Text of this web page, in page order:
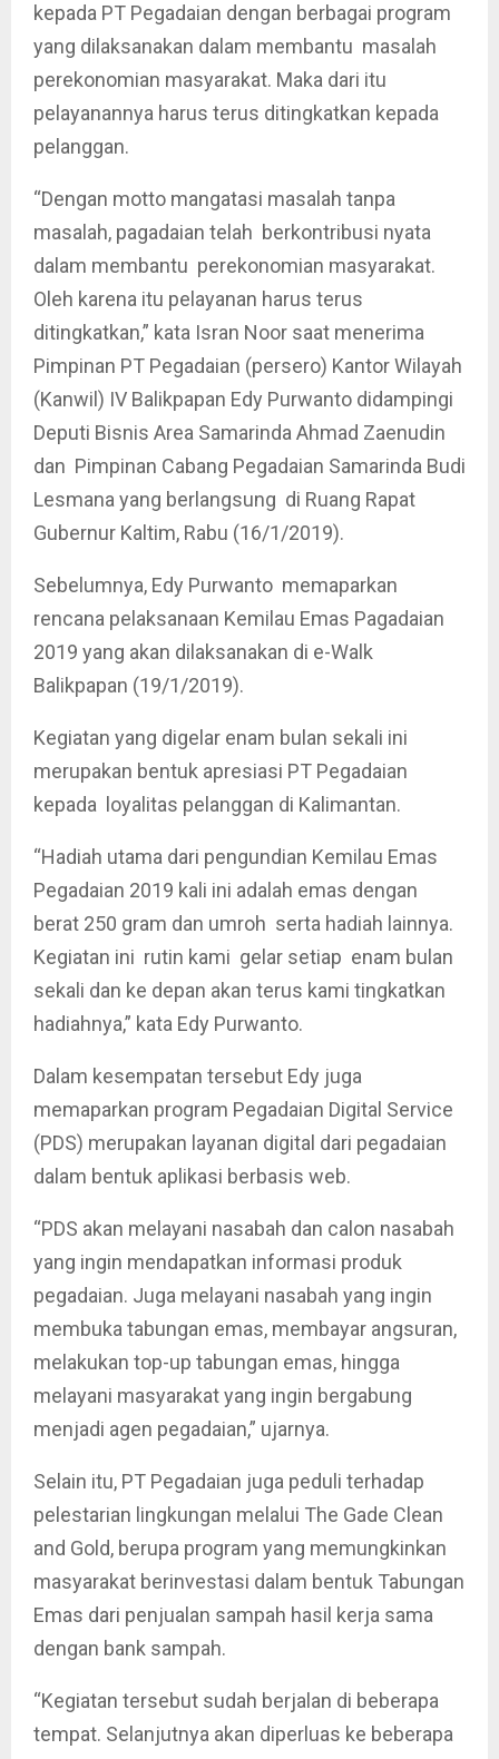
kepada PT Pegadaian dengan berbagai program
yang dilaksanakan dalam membantu masalah
perekonomian masyarakat. Maka dari itu
pelayanannya harus terus ditingkatkan kepada
pelanggan.
“Dengan motto mangatasi masalah tanpa
masalah, pagadaian telah berkontribusi nyata
dalam membantu perekonomian masyarakat.
Oleh karena itu pelayanan harus terus
ditingkatkan,” kata Isran Noor saat menerima
Pimpinan PT Pegadaian (persero) Kantor Wilayah
(Kanwil) IV Balikpapan Edy Purwanto didampingi
Deputi Bisnis Area Samarinda Ahmad Zaenudin
dan Pimpinan Cabang Pegadaian Samarinda Budi
Lesmana yang berlangsung di Ruang Rapat
Gubernur Kaltim, Rabu (16/1/2019).
Sebelumnya, Edy Purwanto memaparkan
rencana pelaksanaan Kemilau Emas Pagadaian
2019 yang akan dilaksanakan di e-Walk
Balikpapan (19/1/2019).
Kegiatan yang digelar enam bulan sekali ini
merupakan bentuk apresiasi PT Pegadaian
kepada loyalitas pelanggan di Kalimantan.
“Hadiah utama dari pengundian Kemilau Emas
Pegadaian 2019 kali ini adalah emas dengan
berat 250 gram dan umroh serta hadiah lainnya.
Kegiatan ini rutin kami gelar setiap enam bulan
sekali dan ke depan akan terus kami tingkatkan
hadiahnya,” kata Edy Purwanto.
Dalam kesempatan tersebut Edy juga
memaparkan program Pegadaian Digital Service
(PDS) merupakan layanan digital dari pegadaian
dalam bentuk aplikasi berbasis web.
“PDS akan melayani nasabah dan calon nasabah
yang ingin mendapatkan informasi produk
pegadaian. Juga melayani nasabah yang ingin
membuka tabungan emas, membayar angsuran,
melakukan top-up tabungan emas, hingga
melayani masyarakat yang ingin bergabung
menjadi agen pegadaian,” ujarnya.
Selain itu, PT Pegadaian juga peduli terhadap
pelestarian lingkungan melalui The Gade Clean
and Gold, berupa program yang memungkinkan
masyarakat berinvestasi dalam bentuk Tabungan
Emas dari penjualan sampah hasil kerja sama
dengan bank sampah.
“Kegiatan tersebut sudah berjalan di beberapa
tempat. Selanjutnya akan diperluas ke beberapa